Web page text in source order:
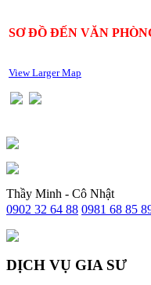
SƠ ĐỒ ĐẾN VĂN
View Larger Map
Thầy Minh - Cô Nhật
0902 32 64 88 0981 68 85
DỊCH VỤ GIA SƯ